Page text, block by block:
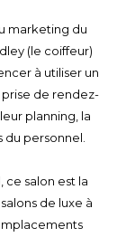
marketing du
(le coiffeur)
à utiliser un
prise de rendez-
planning, la
du personnel.
ce salon est la
de luxe à